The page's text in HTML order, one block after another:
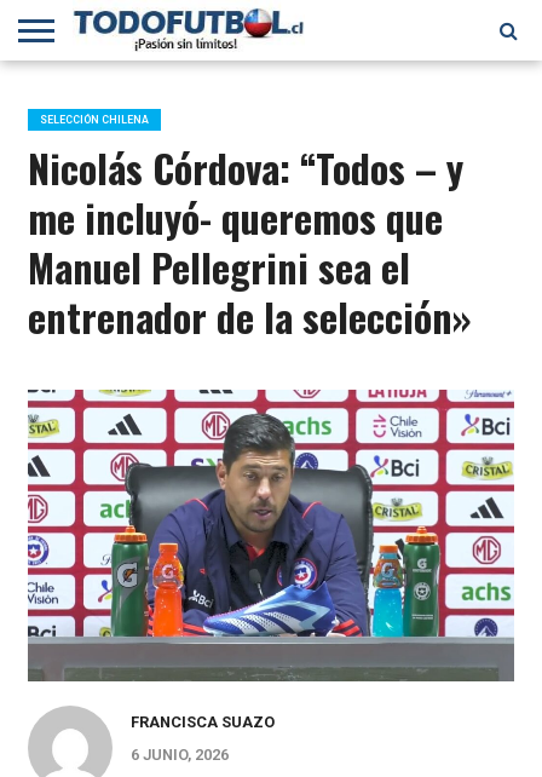
PRIMERA
B
SELECCIÓN
CHILENA
CHILENOS
EN EL
MUNDO
FÚTBOL
INTERNACIONAL
SELECCIÓN CHILENA
Nicolás Córdova: “Todos – y
me incluyó- queremos que
Manuel Pellegrini sea el
entrenador de la selección»
FRANCISCA SUAZO
6 JUNIO, 2026